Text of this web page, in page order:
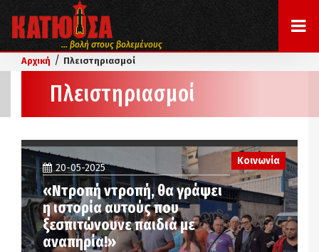
... βολή στους βολεμένους
Αρχική / Πλειστηριασμοί
Πλειστηριασμοί
Κοινωνία
20-05-2025
«Ντροπή ντροπή, θα γράψει
η ιστορία αυτούς που
ξεσπιτώνουνε παιδιά με
αναπηρία!»